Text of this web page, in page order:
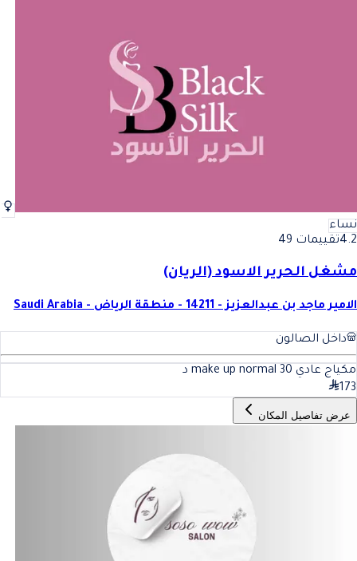
نساء
4.2تقييمات 49
مشغل الحرير الاسود (الريان)
الامير ماجد بن عبدالعزيز - 14211 - منطقة الرياض - Saudi Arabia
داخل الصالون
مكياج عادي make up normal 30
د
173
عرض تفاصيل المكان